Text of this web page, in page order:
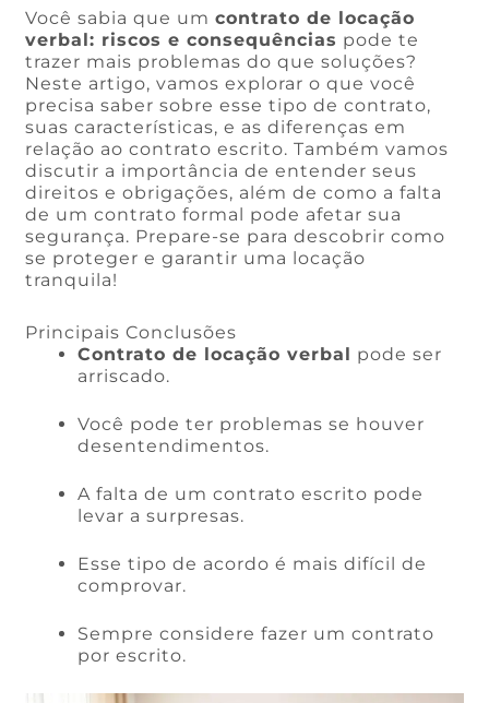
Você sabia que umcontrato de locação
verbal: riscos e consequências pode te
trazer mais problemas do que soluções?
Neste artigo, vamos explorar o que você
precisa saber sobre esse tipo de contrato,
suas características, e as diferenças em
relação ao contrato escrito. Também vamos
discutir a importância de entender seus
direitos e obrigações, além de como a falta
de um contrato formal pode afetar sua
segurança. Prepare-se para descobrir como
se proteger e garantir uma locação
tranquila!
Principais Conclusões
Contrato de locação verbal pode ser
arriscado.
Você pode ter problemas se houver
desentendimentos.
A falta de um contrato escrito pode
levar a surpresas.
Esse tipo de acordo é mais difícil de
comprovar.
Sempre considere fazer um contrato
por escrito.